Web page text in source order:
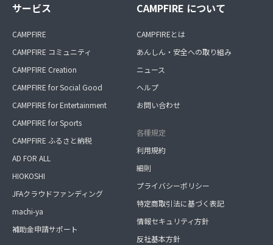
サービス
CAMPFIRE
CAMPFIRE コミュニティ
CAMPFIRE Creation
CAMPFIRE for Social Good
CAMPFIRE for Entertainment
CAMPFIRE for Sports
CAMPFIRE ふるさと納税
AD FOR ALL
HIOKOSHI
JFAクラウドファンディング
machi-ya
補助金申請サポート
CAMPFIRE について
CAMPFIREとは
あんしん・安全への取り組み
ニュース
ヘルプ
お問い合わせ
各種規定
利用規約
細則
プライバシーポリシー
特定商取引法に基づく表記
情報セキュリティ方針
反社基本方針